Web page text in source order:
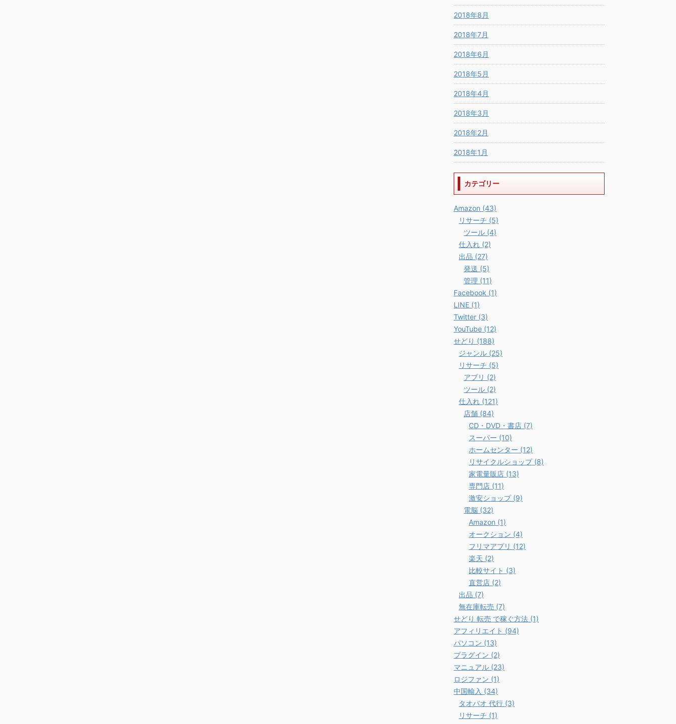
2018年8月
2018年7月
2018年6月
2018年5月
2018年4月
2018年3月
2018年2月
2018年1月
カテゴリー
Amazon (43)
リサーチ (5)
ツール (4)
仕入れ (2)
出品 (27)
発送 (5)
管理 (11)
Facebook (1)
LINE (1)
Twitter (3)
YouTube (12)
せどり (188)
ジャンル (25)
リサーチ (5)
アプリ (2)
ツール (2)
仕入れ (121)
店舗 (84)
CD・DVD・書店 (7)
スーパー (10)
ホームセンター (12)
リサイクルショップ (8)
家電量販店 (13)
専門店 (11)
激安ショップ (9)
電脳 (32)
Amazon (1)
オークション (4)
フリマアプリ (12)
楽天 (2)
比較サイト (3)
直営店 (2)
出品 (7)
無在庫転売 (7)
せどり 転売 で稼ぐ方法 (1)
アフィリエイト (94)
パソコン (13)
プラグイン (2)
マニュアル (23)
ロジファン (1)
中国輸入 (34)
タオバオ 代行 (3)
リサーチ (1)